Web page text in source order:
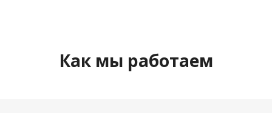
Как мы работаем